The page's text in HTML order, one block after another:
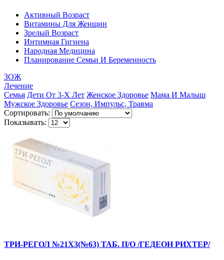
Активный Возраст
Витамины Для Женщин
Зрелый Возраст
Интимная Гигиена
Народная Медицина
Планирование Семьи И Беременность
ЗОЖ
Лечение
Семья Дети От 3-Х Лет Женское Здоровье Мама И Малыш
Мужское Здоровье Сезон, Импульс, Травма
Сортировать:
Показывать:
ТРИ-РЕГОЛ №21Х3(№63) ТАБ. П/О /ГЕДЕОН РИХТЕР/